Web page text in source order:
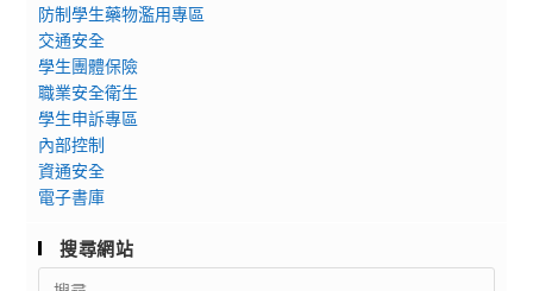
防制學生藥物濫用專區
交通安全
學生團體保險
職業安全衛生
學生申訴專區
內部控制
資通安全
電子書庫
搜尋網站
Search